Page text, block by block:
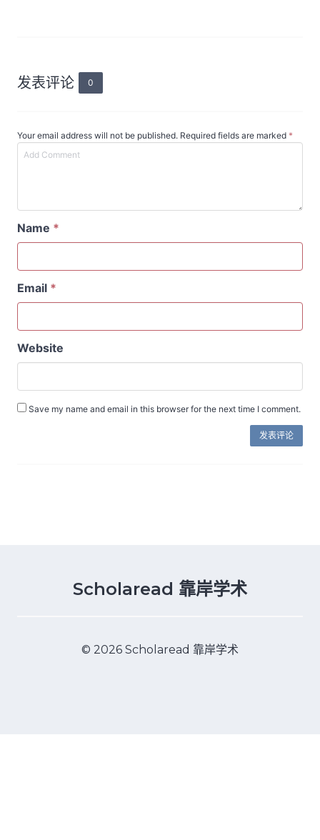
发表评论 0
Your email address will not be published. Required fields are marked *
Name *
Email *
Website
Save my name and email in this browser for the next time I comment.
Scholaread 靠岸学术
© 2026 Scholaread 靠岸学术